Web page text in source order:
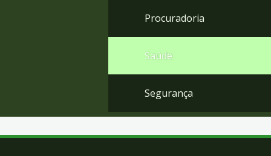
Procuradoria
Saúde
Segurança